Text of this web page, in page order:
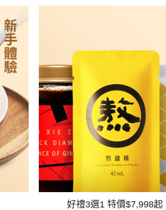
好禮3選1 特價$7,998起